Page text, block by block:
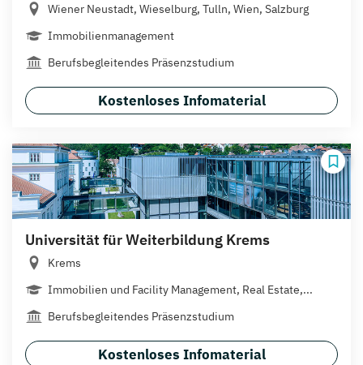
Wiener Neustadt, Wieselburg, Tulln, Wien, Salzburg
Immobilienmanagement
Berufsbegleitendes Präsenzstudium
Kostenloses Infomaterial
Universität für Weiterbildung Krems
Krems
Immobilien und Facility Management, Real Estate,...
Berufsbegleitendes Präsenzstudium
Kostenloses Infomaterial